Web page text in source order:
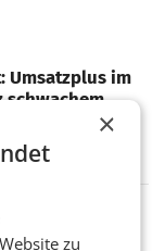
Umsatzplus im
Post AG hat im
Konzernumsatz
was
gegenüber dem
macht
×
zu